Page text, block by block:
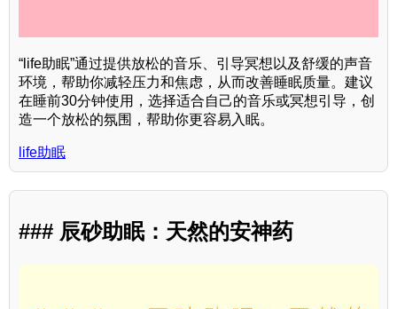
“life助眠”通过提供放松的音乐、引导冥想以及舒缓的声音
环境，帮助你减轻压力和焦虑，从而改善睡眠质量。建议
在睡前30分钟使用，选择适合自己的音乐或冥想引导，创
造一个放松的氛围，帮助你更容易入眠。
life助眠
### 辰砂助眠：天然的安神药